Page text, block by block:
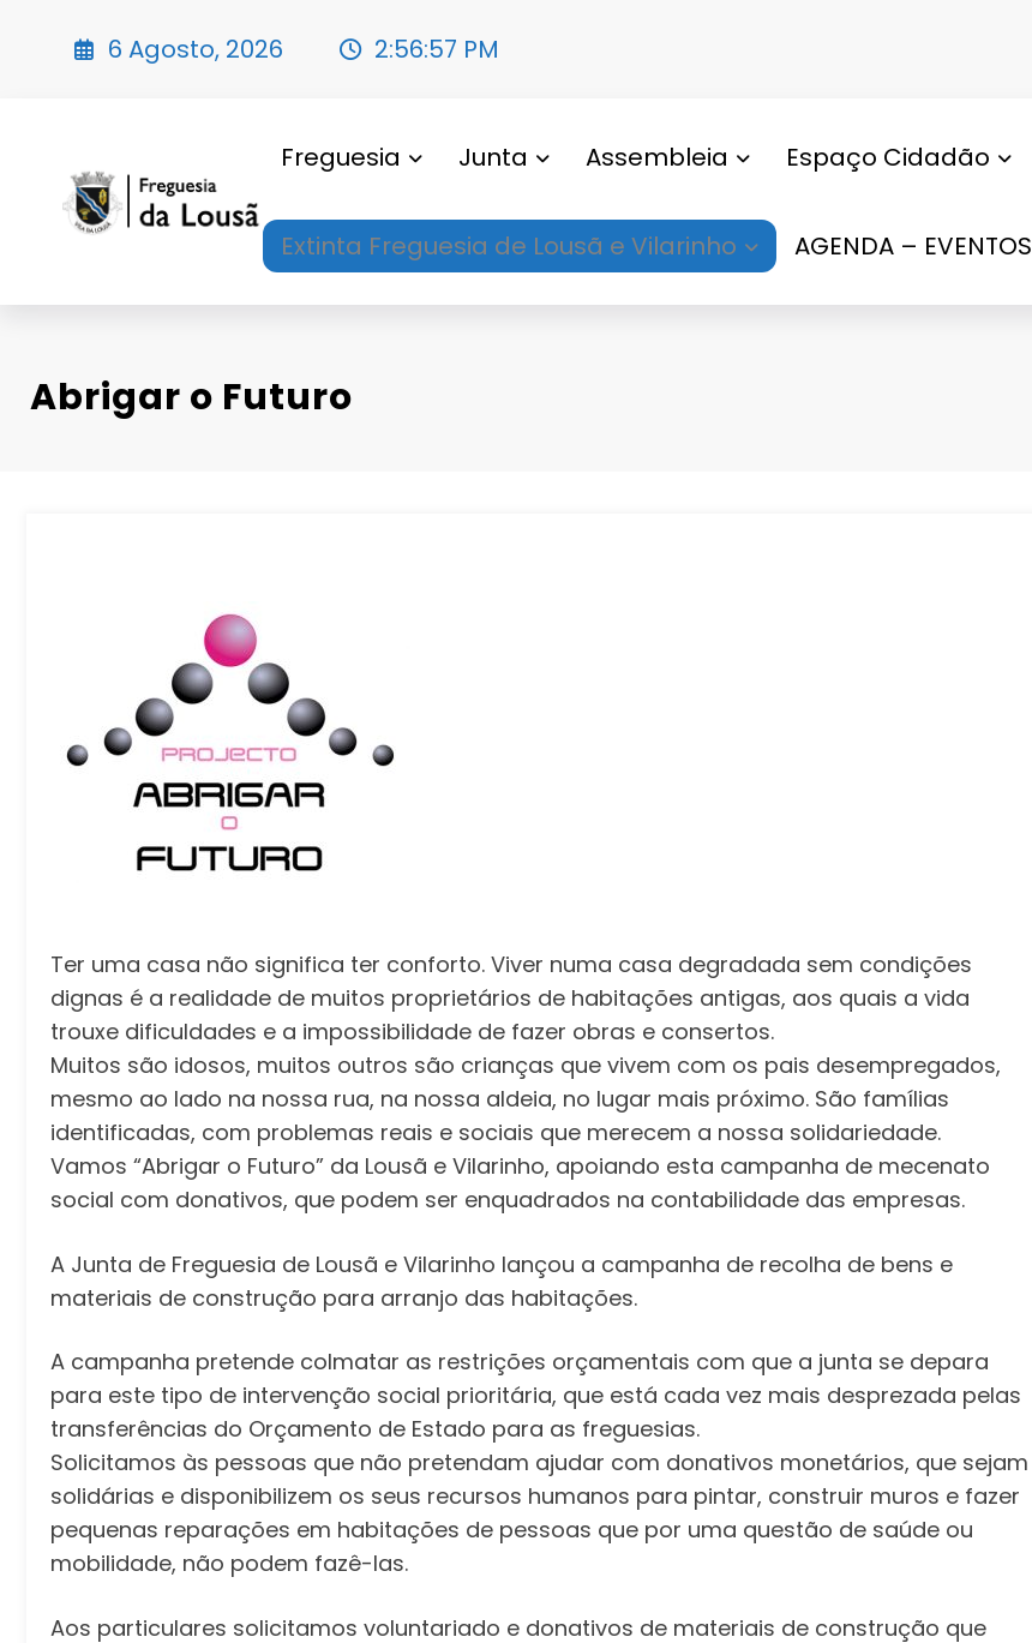
6 Agosto, 2026 2:56:58 PM
Freguesia Junta Assembleia Espaço Cidadão
Extinta Freguesia de Lousã e Vilarinho AGENDA – EVENTOS
Abrigar o Futuro
Ter uma casa não significa ter conforto. Viver numa casa degradada sem condições
dignas é a realidade de muitos proprietários de habitações antigas, aos quais a vida
trouxe dificuldades e a impossibilidade de fazer obras e consertos.
Muitos são idosos, muitos outros são crianças que vivem com os pais desempregados,
mesmo ao lado na nossa rua, na nossa aldeia, no lugar mais próximo. São famílias
identificadas, com problemas reais e sociais que merecem a nossa solidariedade.
Vamos “Abrigar o Futuro” da Lousã e Vilarinho, apoiando esta campanha de mecenato
social com donativos, que podem ser enquadrados na contabilidade das empresas.
A Junta de Freguesia de Lousã e Vilarinho lançou a campanha de recolha de bens e
materiais de construção para arranjo das habitações.
A campanha pretende colmatar as restrições orçamentais com que a junta se depara
para este tipo de intervenção social prioritária, que está cada vez mais desprezada pelas
transferências do Orçamento de Estado para as freguesias.
Solicitamos às pessoas que não pretendam ajudar com donativos monetários, que sejam
solidárias e disponibilizem os seus recursos humanos para pintar, construir muros e fazer
pequenas reparações em habitações de pessoas que por uma questão de saúde ou
mobilidade, não podem fazê-las.
Aos particulares solicitamos voluntariado e donativos de materiais de construção que